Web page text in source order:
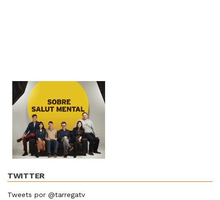
TWITTER
Tweets por @tarregatv